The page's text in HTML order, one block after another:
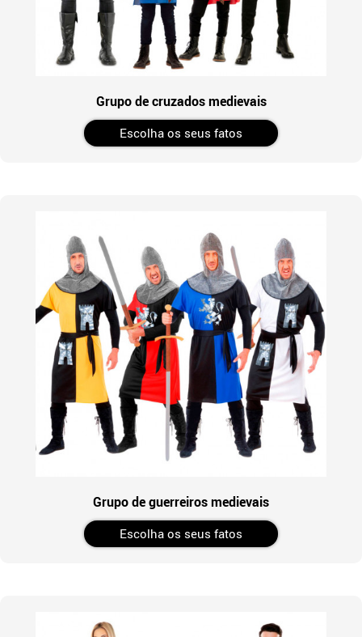
Grupo de cruzados medievais
Escolha os seus fatos
Grupo de guerreiros medievais
Escolha os seus fatos